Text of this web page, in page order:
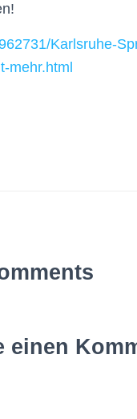
Karlsruhe-
mehr.html
einen